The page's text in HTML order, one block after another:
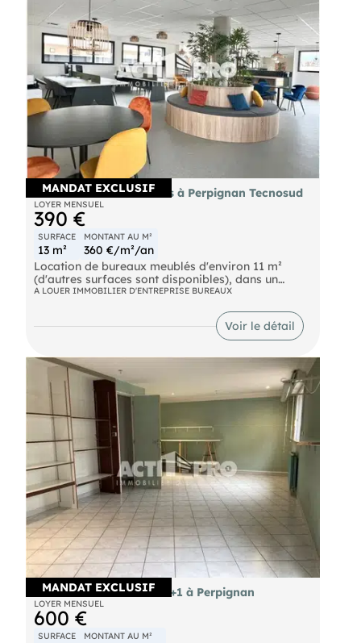
MANDAT EXCLUSIF
À louer bureaux meublés à Perpignan Tecnosud
LOYER MENSUEL
390 €
SURFACE
13 m²
MONTANT AU M²
360 €/m²/an
Location de bureaux meublés d'environ 11 m²
(d'autres surfaces sont disponibles), dans un
espace partagé, tout équipé et prêts à l'emploi à
commun. Idéalement situé dans un secteur
commercial prisé. Plus de renseignements sur
demande. Pour découvrir d'autres biens, rendez-
vous sur notre site !
A LOUER IMMOBILIER D'ENTREPRISE BUREAUX
Voir le détail
MANDAT EXCLUSIF
À louer bureaux 74 m² R+1 à Perpignan
LOYER MENSUEL
600 €
SURFACE MONTANT AU M²